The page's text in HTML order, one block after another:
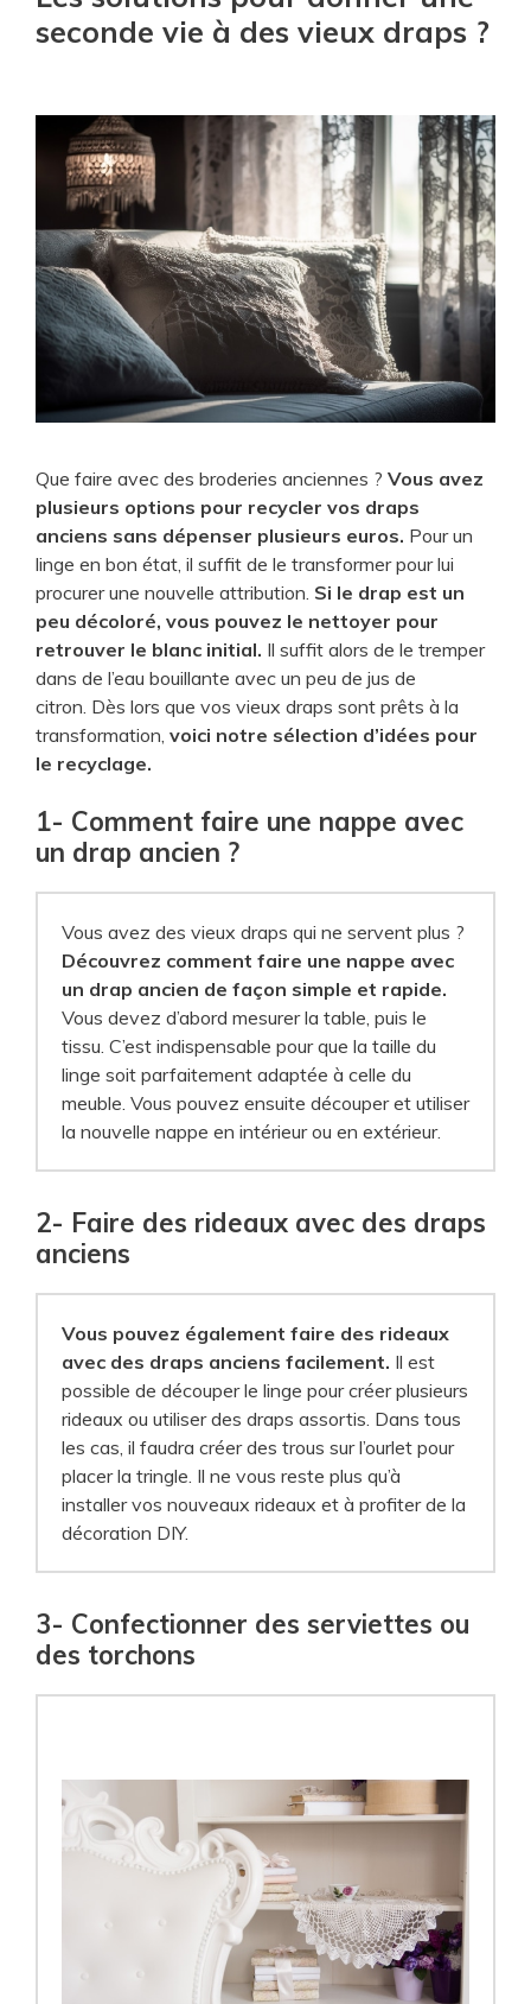
seconde vie à des vieux draps ?
Que faire avec des broderies anciennes ? Vous avez
plusieurs options pour recycler vos draps
anciens sans dépenser plusieurs euros. Pour un
linge en bon état, il suffit de le transformer pour lui
procurer une nouvelle attribution. Si le drap est un
peu décoloré, vous pouvez le nettoyer pour
retrouver le blanc initial. Il suffit alors de le tremper
dans de l’eau bouillante avec un peu de jus de
citron. Dès lors que vos vieux draps sont prêts à la
transformation, voici notre sélection d’idées pour
le recyclage.
1- Comment faire une nappe avec
un drap ancien ?
Vous avez des vieux draps qui ne servent plus ?
Découvrez comment faire une nappe avec
un drap ancien de façon simple et rapide.
Vous devez d’abord mesurer la table, puis le
tissu. C’est indispensable pour que la taille du
linge soit parfaitement adaptée à celle du
meuble. Vous pouvez ensuite découper et utiliser
la nouvelle nappe en intérieur ou en extérieur.
2- Faire des rideaux avec des draps
anciens
Vous pouvez également faire des rideaux
avec des draps anciens facilement. Il est
possible de découper le linge pour créer plusieurs
rideaux ou utiliser des draps assortis. Dans tous
les cas, il faudra créer des trous sur l’ourlet pour
placer la tringle. Il ne vous reste plus qu’à
installer vos nouveaux rideaux et à profiter de la
décoration DIY.
3- Confectionner des serviettes ou
des torchons